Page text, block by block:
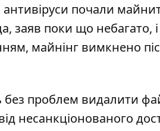
почали
заяв поки що небагато, і
майнінг вимкнено
проблем видалити
несанкціонованого